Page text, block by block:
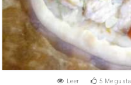
Leer 5 Me gusta